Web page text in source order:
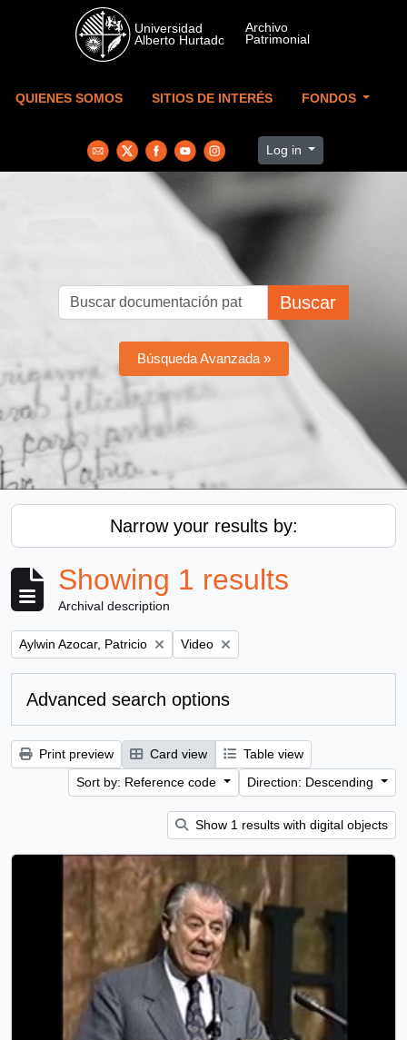
Skip to main content
QUIENES SOMOS SITIOS DE INTERÉS FONDOS
Log in
Buscar
Búsqueda Avanzada »
Narrow your results by:
Showing 1 results
Archival description
Remove filter:
Aylwin Azocar, Patricio Remove filter:
Video
Advanced search options
Print preview Card view
Table view
Sort by: Reference code
Direction: Descending
Show 1 results with digital objects